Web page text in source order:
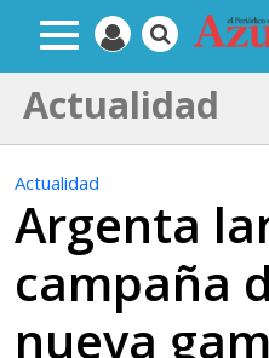
Actualidad
Actualidad
Argenta
campaña
nueva